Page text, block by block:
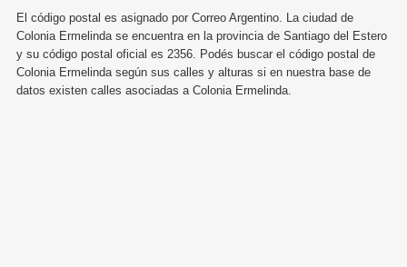
El código postal es asignado por Correo Argentino. La ciudad de
Colonia Ermelinda se encuentra en la provincia de Santiago del Estero
y su código postal oficial es 2356. Podés buscar el código postal de
Colonia Ermelinda según sus calles y alturas si en nuestra base de
datos existen calles asociadas a Colonia Ermelinda.